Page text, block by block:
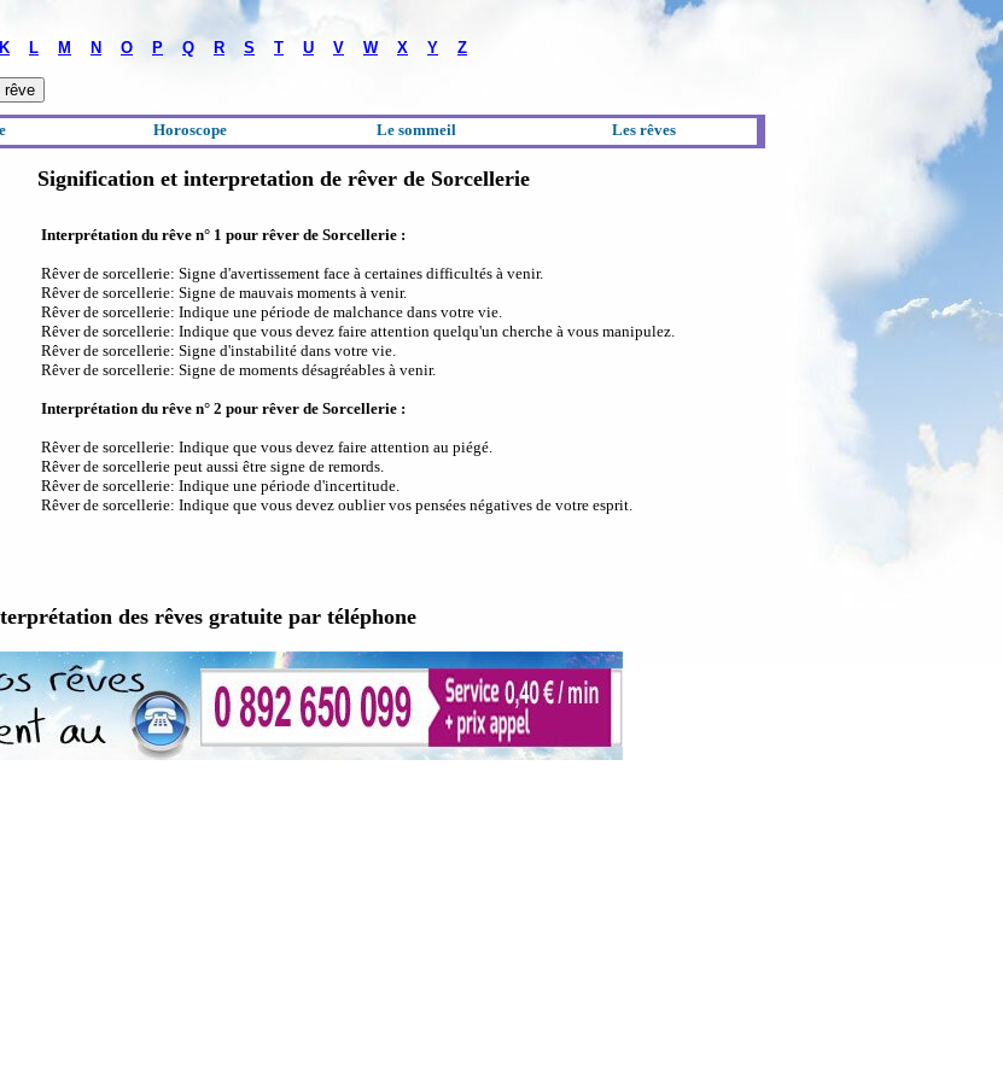
K L M N O P Q R S T U V W X Y Z
Horoscope Le sommeil Les rêves
Signification et interpretation de rêver de Sorcellerie
Interprétation du rêve n° 1 pour rêver de Sorcellerie :
Rêver de sorcellerie: Signe d'avertissement face à certaines difficultés à venir.
Rêver de sorcellerie: Signe de mauvais moments à venir.
Rêver de sorcellerie: Indique une période de malchance dans votre vie.
Rêver de sorcellerie: Indique que vous devez faire attention quelqu'un cherche à vous manipulez.
Rêver de sorcellerie: Signe d'instabilité dans votre vie.
Rêver de sorcellerie: Signe de moments désagréables à venir.
Interprétation du rêve n° 2 pour rêver de Sorcellerie :
Rêver de sorcellerie: Indique que vous devez faire attention au piégé.
Rêver de sorcellerie peut aussi être signe de remords.
Rêver de sorcellerie: Indique une période d'incertitude.
Rêver de sorcellerie: Indique que vous devez oublier vos pensées négatives de votre esprit.
des rêves gratuite par téléphone